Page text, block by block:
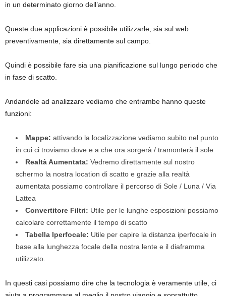
in un determinato giorno dell’anno.
Queste due applicazioni è possibile utilizzarle, sia sul web
preventivamente, sia direttamente sul campo.
Quindi è possibile fare sia una pianificazione sul lungo periodo che
in fase di scatto.
Andandole ad analizzare vediamo che entrambe hanno queste
funzioni:
Mappe: attivando la localizzazione vediamo subito nel punto
in cui ci troviamo dove e a che ora sorgerà / tramonterà il sole
Realtà Aumentata: Vedremo direttamente sul nostro
schermo la nostra location di scatto e grazie alla realtà
aumentata possiamo controllare il percorso di Sole / Luna / Via
Lattea
Convertitore Filtri: Utile per le lunghe esposizioni possiamo
calcolare correttamente il tempo di scatto
Tabella Iperfocale: Utile per capire la distanza iperfocale in
base alla lunghezza focale della nostra lente e il diaframma
utilizzato.
In questi casi possiamo dire che la tecnologia è veramente utile, ci